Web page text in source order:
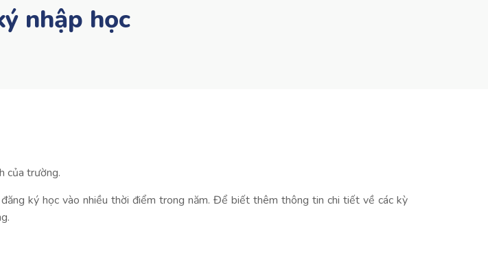
nhập học
của trường.
ký học vào nhiều thời điểm trong năm. Để biết thêm thông tin chi tiết về các kỳ